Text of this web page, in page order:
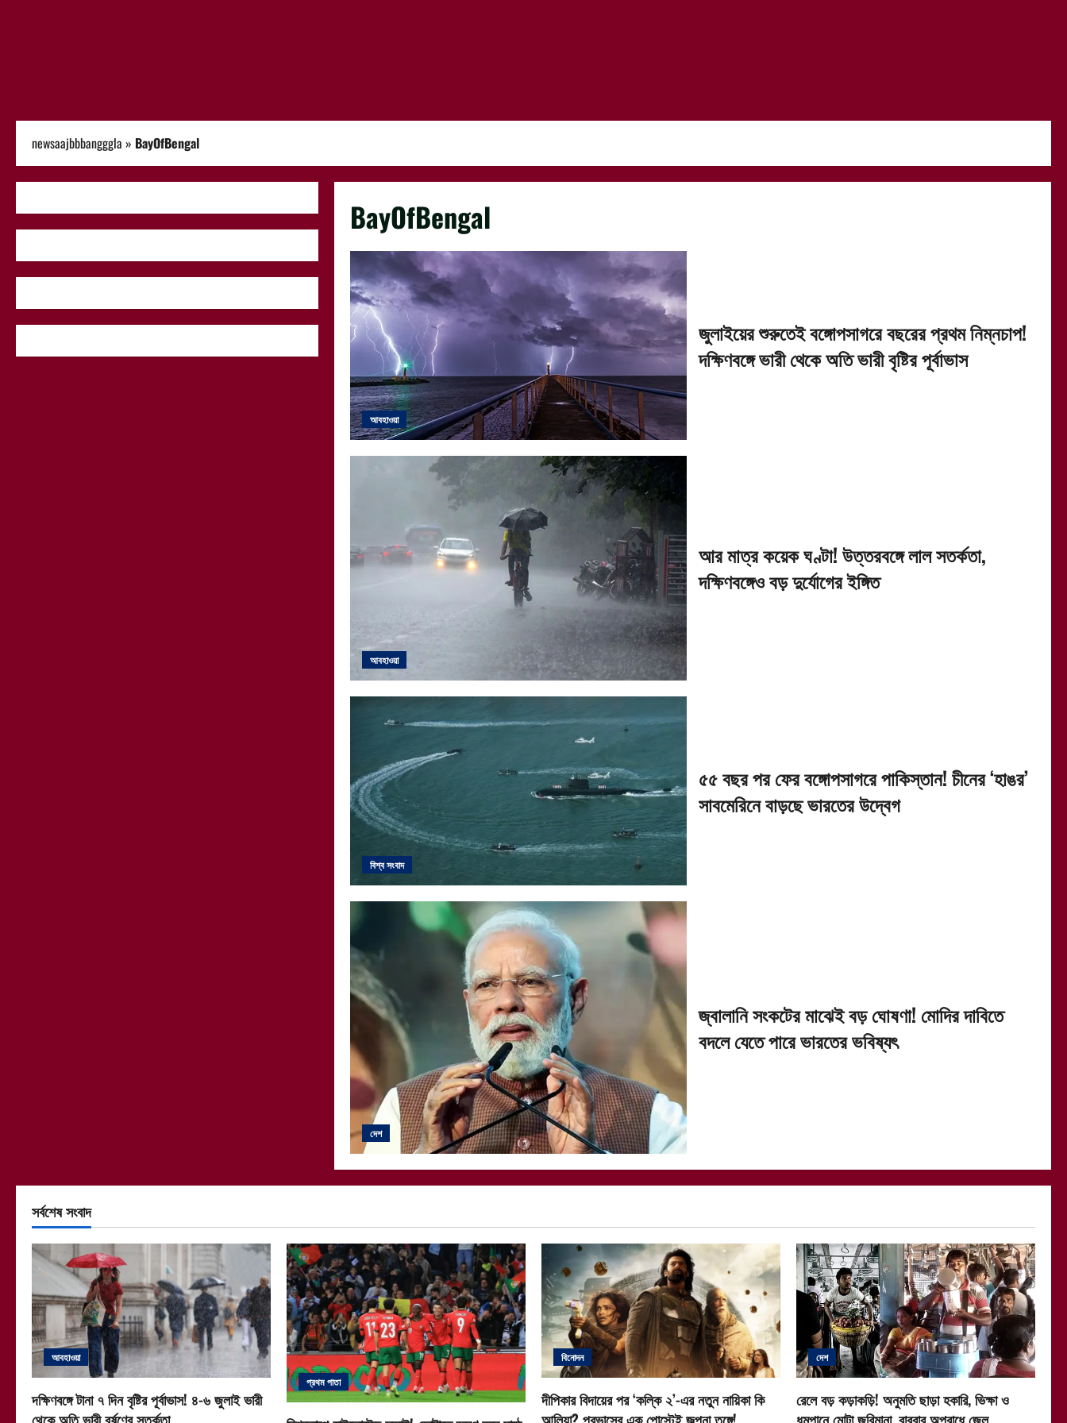
newsaajbbbangggla » BayOfBengal
BayOfBengal
আবহাওয়া
জুলাইয়ের শুরুতেই বঙ্গোপসাগরে বছরের প্রথম নিম্নচাপ!
দক্ষিণবঙ্গে ভারী থেকে অতি ভারী বৃষ্টির পূর্বাভাস
আবহাওয়া
আর মাত্র কয়েক ঘণ্টা! উত্তরবঙ্গে লাল সতর্কতা,
দক্ষিণবঙ্গেও বড় দুর্যোগের ইঙ্গিত
বিশ্ব সংবাদ
৫৫ বছর পর ফের বঙ্গোপসাগরে পাকিস্তান! চীনের ‘হাঙর’
সাবমেরিনে বাড়ছে ভারতের উদ্বেগ
দেশ
জ্বালানি সংকটের মাঝেই বড় ঘোষণা! মোদির দাবিতে
বদলে যেতে পারে ভারতের ভবিষ্যৎ
সর্বশেষ সংবাদ
আবহাওয়া
দক্ষিণবঙ্গে টানা ৭ দিন বৃষ্টির পূর্বাভাস! ৪-৬ জুলাই ভারী
প্রথম পাতা
বিনোদন
দীপিকার বিদায়ের পর ‘কল্কি ২’-এর নতুন নায়িকা কি
দেশ
রেলে বড় কড়াকড়ি! অনুমতি ছাড়া হকারি, ভিক্ষা ও